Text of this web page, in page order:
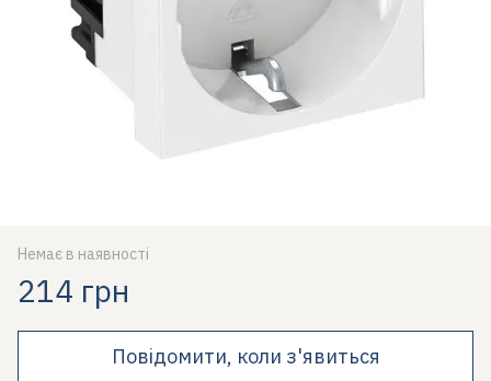
Немає в наявності
214 грн
Повідомити, коли з'явиться